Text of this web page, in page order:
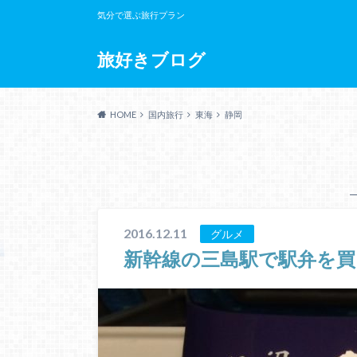
旅好きブログ
気分で選ぶ旅行プラン
HOME 国内旅行 東海 静岡
2016.12.11 グルメ
新幹線の三島駅で駅弁を